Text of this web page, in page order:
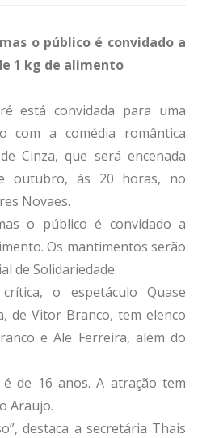
o público é convidado a
1 kg de alimento
está convidada para uma
com a comédia romântica
Cinza, que será encenada
outubro, às 20 horas, no
Novaes.
o público é convidado a
Os mantimentos serão
de Solidariedade.
o espetáculo Quase
de Vitor Branco, tem elenco
e Ale Ferreira, além do
é de 16 anos. A atração tem
Araujo.
destaca a secretária Thais